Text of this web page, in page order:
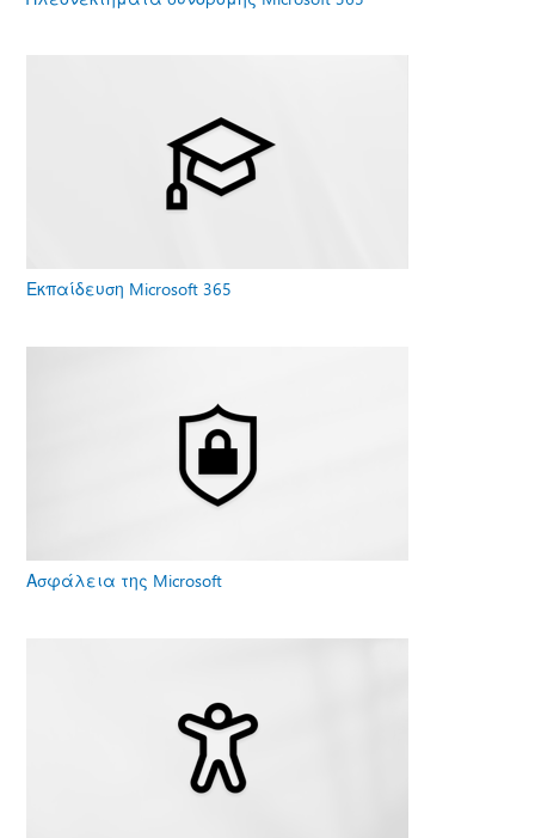
Εκπαίδευση Microsoft 365
Ασφάλεια της Microsoft